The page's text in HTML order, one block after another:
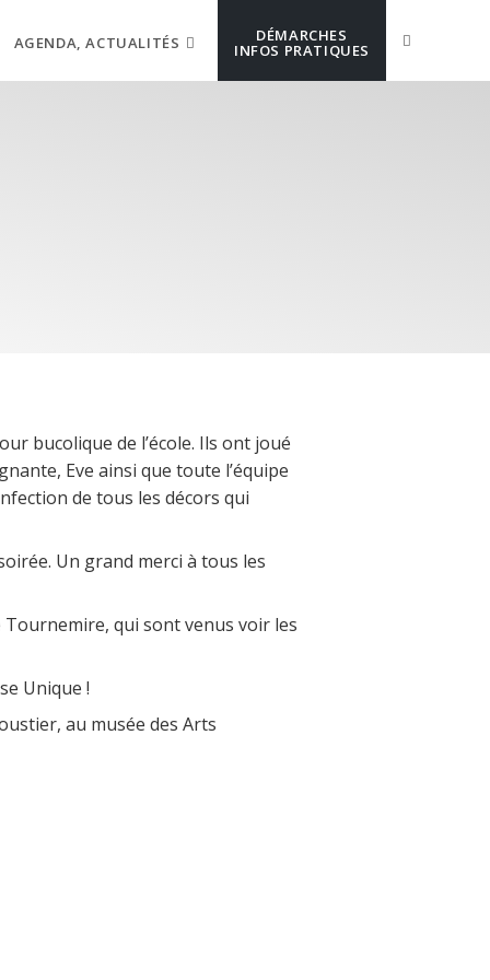
AGENDA, ACTUALITÉS DÉMARCHES
INFOS PRATIQUES
bucolique de l’école. Ils ont joué
Eve ainsi que toute l’équipe
de tous les décors qui
Un grand merci à tous les
qui sont venus voir les
Unique !
au musée des Arts